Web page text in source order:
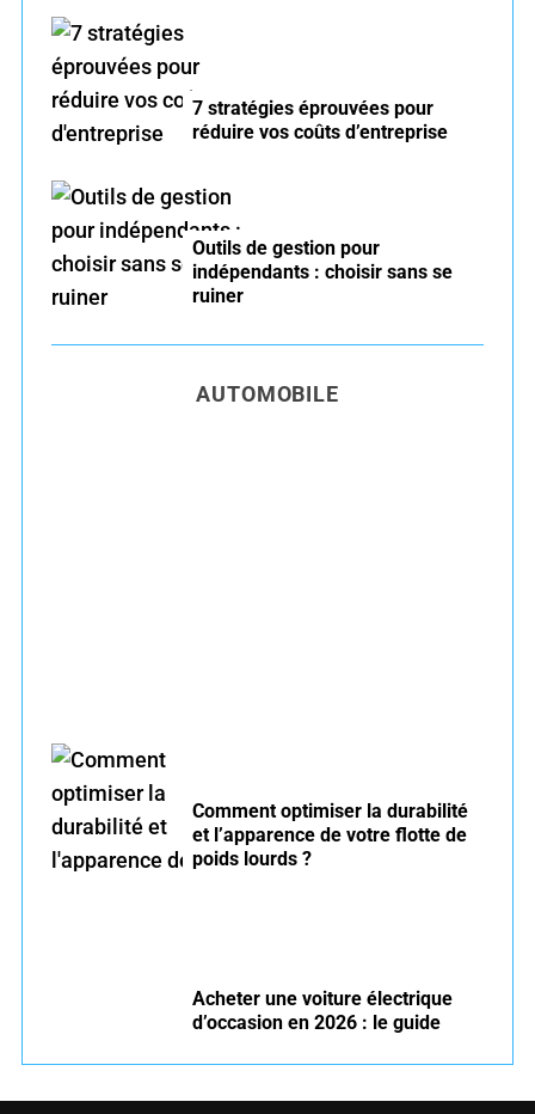
7 stratégies éprouvées pour
réduire vos coûts d’entreprise
Outils de gestion pour
indépendants : choisir sans se
ruiner
AUTOMOBILE
Comment optimiser la durabilité
et l’apparence de votre flotte de
poids lourds ?
Acheter une voiture électrique
d’occasion en 2026 : le guide